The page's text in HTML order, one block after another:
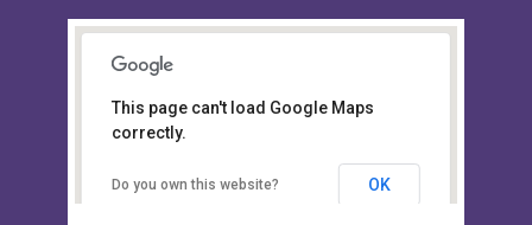
Board of Intermediate &
Secondary Education, Alampur,
This page can't load Google Maps
correctly.
Do you own this website? OK